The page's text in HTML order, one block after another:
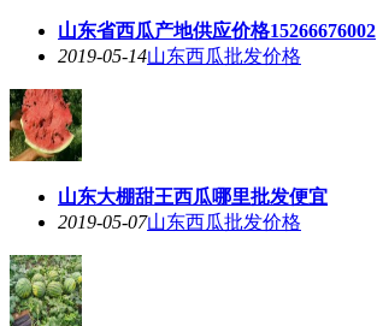
山东省西瓜产地供应价格15266676002
2019-05-14山东西瓜批发价格
山东大棚甜王西瓜哪里批发便宜
2019-05-07山东西瓜批发价格